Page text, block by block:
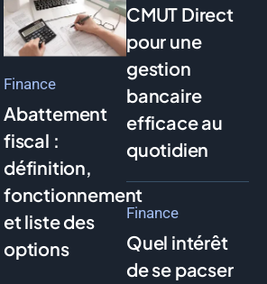
Finance
Abattement
fiscal :
définition,
fonctionnement
et liste des
options
CMUT Direct
pour une
gestion
bancaire
efficace au
quotidien
Finance
Quel intérêt
de se pacser